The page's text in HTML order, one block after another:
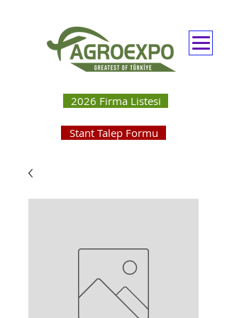
2026 Firma Listesi
Stant Talep Formu